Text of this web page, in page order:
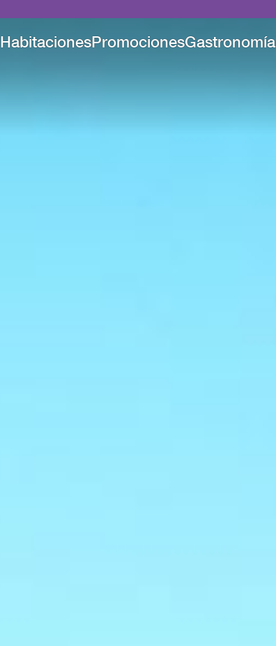
HabitacionesPromocionesGastronomía